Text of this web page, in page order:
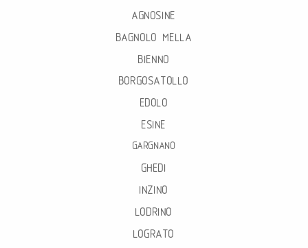
AGNOSINE
BAGNOLO MELLA
BIENNO
BORGOSATOLLO
EDOLO
ESINE
GARGNANO
GHEDI
INZINO
LODRINO
LOGRATO